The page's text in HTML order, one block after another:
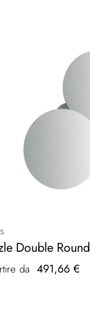
Double Round
da 491,66 €